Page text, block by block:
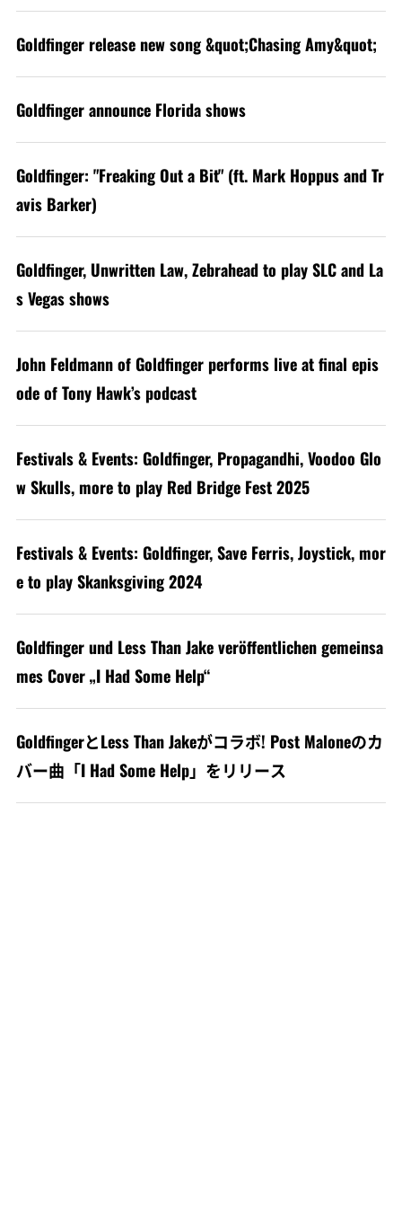
Goldfinger release new song &quot;Chasing Amy&quot;
Goldfinger announce Florida shows
Goldfinger: "Freaking Out a Bit" (ft. Mark Hoppus and Tr
avis Barker)
Goldfinger, Unwritten Law, Zebrahead to play SLC and La
s Vegas shows
John Feldmann of Goldfinger performs live at final epis
ode of Tony Hawk’s podcast
Festivals & Events: Goldfinger, Propagandhi, Voodoo Glo
w Skulls, more to play Red Bridge Fest 2025
Festivals & Events: Goldfinger, Save Ferris, Joystick, mor
e to play Skanksgiving 2024
Goldfinger und Less Than Jake veröffentlichen gemeinsa
mes Cover „I Had Some Help“
GoldfingerとLess Than Jakeがコラボ! Post Maloneのカ
バー曲「I Had Some Help」をリリース